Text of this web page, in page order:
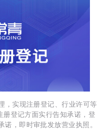
实现注册登记、行业许可等
册登记方面实行告知承诺，登
，即时审批发放营业执照。